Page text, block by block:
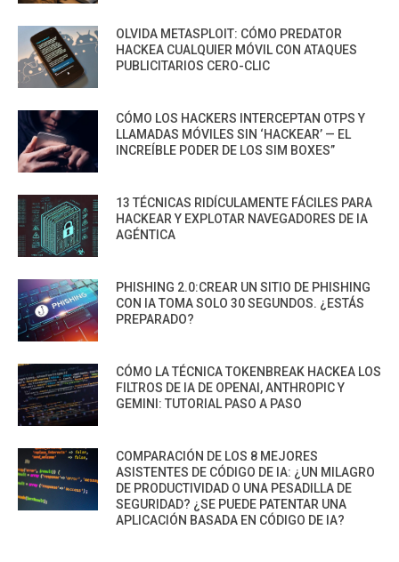
OLVIDA METASPLOIT: CÓMO PREDATOR
HACKEA CUALQUIER MÓVIL CON ATAQUES
PUBLICITARIOS CERO-CLIC
CÓMO LOS HACKERS INTERCEPTAN OTPS Y
LLAMADAS MÓVILES SIN ‘HACKEAR’ — EL
INCREÍBLE PODER DE LOS SIM BOXES”
13 TÉCNICAS RIDÍCULAMENTE FÁCILES PARA
HACKEAR Y EXPLOTAR NAVEGADORES DE IA
AGÉNTICA
PHISHING 2.0:CREAR UN SITIO DE PHISHING
CON IA TOMA SOLO 30 SEGUNDOS. ¿ESTÁS
PREPARADO?
CÓMO LA TÉCNICA TOKENBREAK HACKEA LOS
FILTROS DE IA DE OPENAI, ANTHROPIC Y
GEMINI: TUTORIAL PASO A PASO
COMPARACIÓN DE LOS 8 MEJORES
ASISTENTES DE CÓDIGO DE IA: ¿UN MILAGRO
DE PRODUCTIVIDAD O UNA PESADILLA DE
SEGURIDAD? ¿SE PUEDE PATENTAR UNA
APLICACIÓN BASADA EN CÓDIGO DE IA?